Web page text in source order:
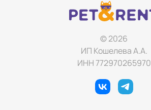
© 2026
ИП Кошелева А.А.
ИНН 772970265970